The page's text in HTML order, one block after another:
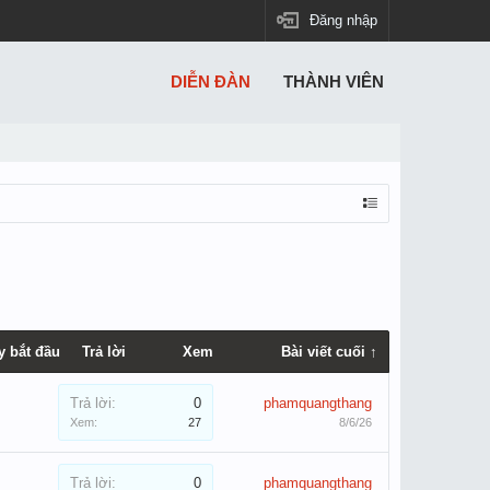
Đăng nhập
bắt đầu Trả lời Xem Bài viết cuối ↑
Trả lời: 0
Xem: 27
phamquangthang
8/6/26
Trả lời: 0 phamquangthang
DIỄN ĐÀN THÀNH VIÊN